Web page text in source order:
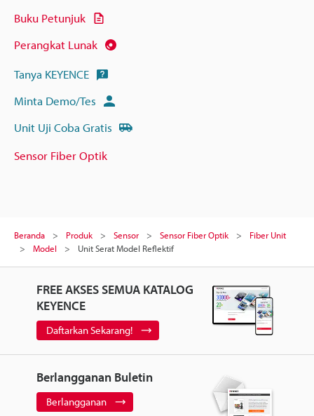
Buku Petunjuk
Perangkat Lunak
Tanya KEYENCE
Minta Demo/Tes
Unit Uji Coba Gratis
Sensor Fiber Optik
Beranda Produk Sensor Sensor Fiber Optik
Fiber Unit
Model
Unit Serat Model Reflektif
FREE AKSES SEMUA KATALOG
KEYENCE
Daftarkan Sekarang!
Berlangganan Buletin
Berlangganan